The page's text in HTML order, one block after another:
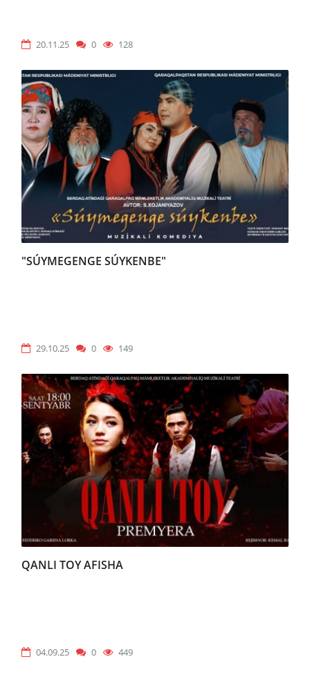
20.11.25 0 128
"SÚYMEGENGE SÚYKENBE"
29.10.25 0 149
QANLI TOY AFISHA
04.09.25 0 449